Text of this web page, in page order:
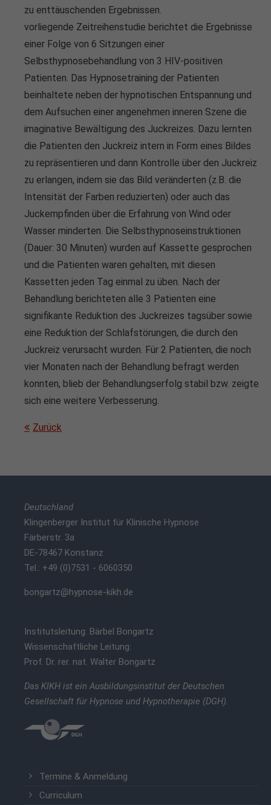
zu enttäuschenden Ergebnissen.
vorliegende Zeitreihenstudie berichtet die Ergebnisse
einer Folge von 6 Sitzungen einer
Selbsthypnosebehandlung von 3 HIV-positiven
Patienten. Das Hypnosetraining der Patienten
beinhaltete neben der hypnotischen Entspannung und
dem Aufsuchen einer angenehmen inneren Szene die
imaginative Bewältigung des Juckreizes. Dazu lernten
die Patienten den Juckreiz intern in Form eines Bildes
zu repräsentieren und dann Kontrolle über den Juckreiz
zu erlangen, indem sie das Bild veränderten (z.B. die
Intensität der Farben reduzierten) oder auch das
Juckempfinden über die Erfahrung von Wind oder
Wasser minderten. Die Selbsthypnoseinstruktionen
(Dauer: 30 Minuten) wurden auf Kassette gesprochen
und die Patienten waren gehalten, mit diesen
Kassetten jeden Tag einmal zu üben. Nach der
Behandlung berichteten alle 3 Patienten eine
signifikante Reduktion des Juckreizes tagsüber sowie
eine Reduktion der Schlafstörungen, die durch den
Juckreiz verursacht wurden. Für 2 Patienten, die noch
vier Monaten nach der Behandlung befragt werden
konnten, blieb der Behandlungserfolg stabil bzw. zeigte
sich eine weitere Verbesserung.
Zurück
Deutschland
Klingenberger Institut für Klinische Hypnose
Färberstr. 3a
DE-78467 Konstanz
Tel.: +49 (0)7531 - 6060350
bongartz@hypnose-kikh.de
Institutsleitung: Bärbel Bongartz
Wissenschaftliche Leitung:
Prof. Dr. rer. nat. Walter Bongartz
Das KIKH ist ein Ausbildungsinstitut der Deutschen
Gesellschaft für Hypnose und Hypnotherapie (DGH).
Termine & Anmeldung
Curriculum